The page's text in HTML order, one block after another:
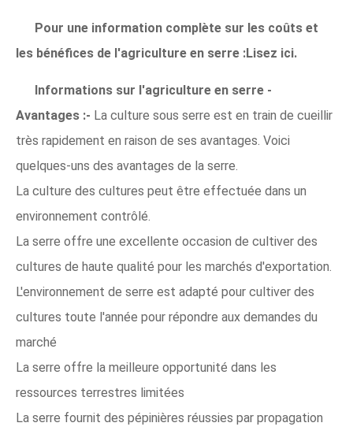
Pour une information complète sur les coûts et
les bénéfices de l'agriculture en serre :Lisez ici.
Informations sur l'agriculture en serre -
Avantages :- La culture sous serre est en train de cueillir
très rapidement en raison de ses avantages. Voici
quelques-uns des avantages de la serre.
La culture des cultures peut être effectuée dans un
environnement contrôlé.
La serre offre une excellente occasion de cultiver des
cultures de haute qualité pour les marchés d'exportation.
L'environnement de serre est adapté pour cultiver des
cultures toute l'année pour répondre aux demandes du
marché
La serre offre la meilleure opportunité dans les
ressources terrestres limitées
La serre fournit des pépinières réussies par propagation